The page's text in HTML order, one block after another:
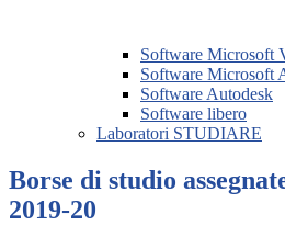
Software Microsoft
Software Microsoft
Software Autodesk
Software libero
Laboratori STUDIARE
Borse di studio
2019-20